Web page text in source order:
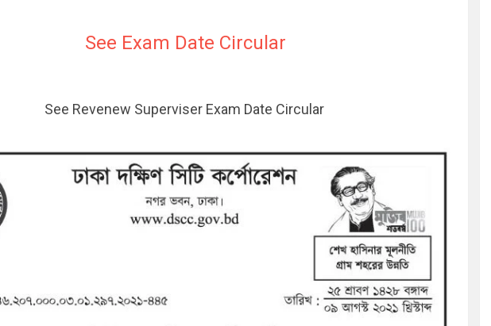
See Exam Date Circular
See Revenew Superviser Exam Date Circular